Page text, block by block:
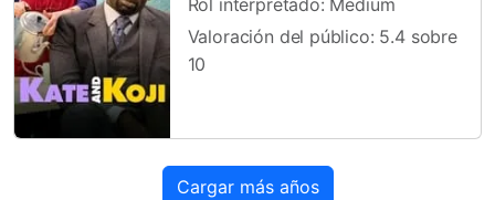
Rol interpretado: Medium
Valoración del público: 5.4 sobre
10
Cargar más años